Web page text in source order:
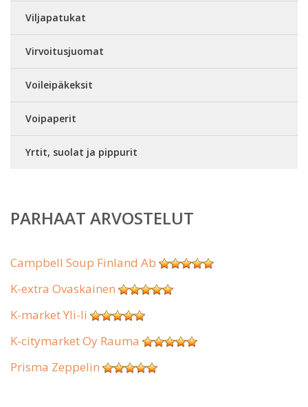
Viljapatukat
Virvoitusjuomat
Voileipäkeksit
Voipaperit
Yrtit, suolat ja pippurit
PARHAAT ARVOSTELUT
Campbell Soup Finland Ab
K-extra Ovaskainen
K-market Yli-Ii
K-citymarket Oy Rauma
Prisma Zeppelin